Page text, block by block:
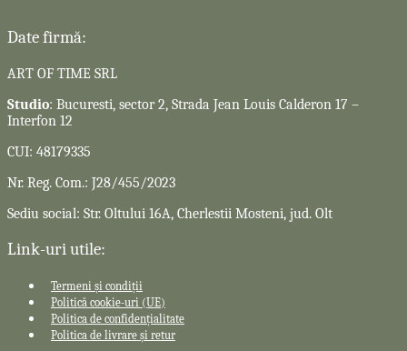
Date firmă:
ART OF TIME SRL
Studio: Bucuresti, sector 2, Strada Jean Louis Calderon 17 –
Interfon 12
CUI: 48179335
Nr. Reg. Com.: J28/455/2023
Sediu social: Str. Oltului 16A, Cherlestii Mosteni, jud. Olt
Link-uri utile:
Termeni și condiții
Politică cookie-uri (UE)
Politica de confidențialitate
Politica de livrare și retur